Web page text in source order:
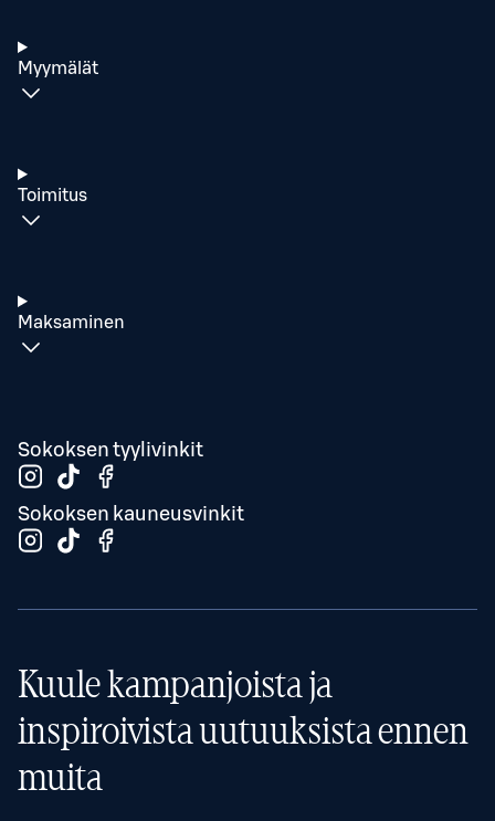
Myymälät
Toimitus
Maksaminen
Sokoksen tyylivinkit
Sokoksen kauneusvinkit
Kuule kampanjoista ja
inspiroivista uutuuksista ennen
muita